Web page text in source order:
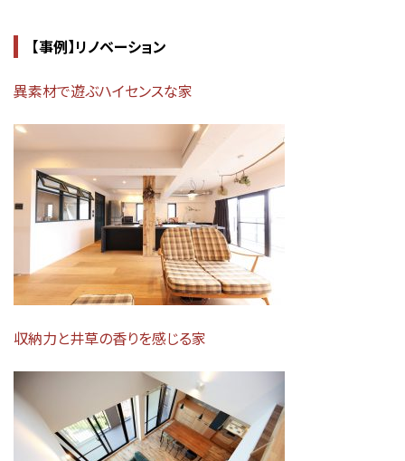
【事例】リノベーション
異素材で遊ぶハイセンスな家
収納力と井草の香りを感じる家